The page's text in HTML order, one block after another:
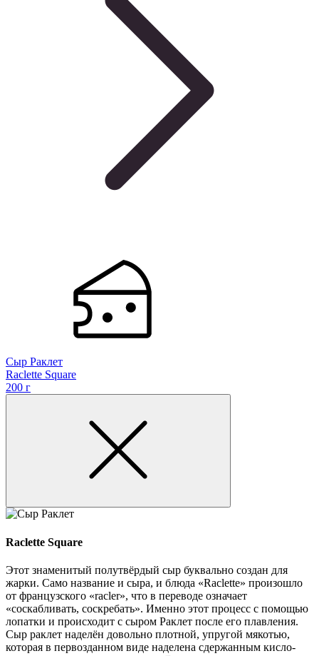
Сыр Раклет
Raclette Square
200 г
Raclette Square
Этот знаменитый полутвёрдый сыр буквально создан для
жарки. Само название и сыра, и блюда «Raclette» произошло
от французского «racler», что в переводе означает
«соскабливать, соскребать». Именно этот процесс с помощью
лопатки и происходит с сыром Раклет после его плавления.
Сыр раклет наделён довольно плотной, упругой мякотью,
которая в первозданном виде наделена сдержанным кисло-